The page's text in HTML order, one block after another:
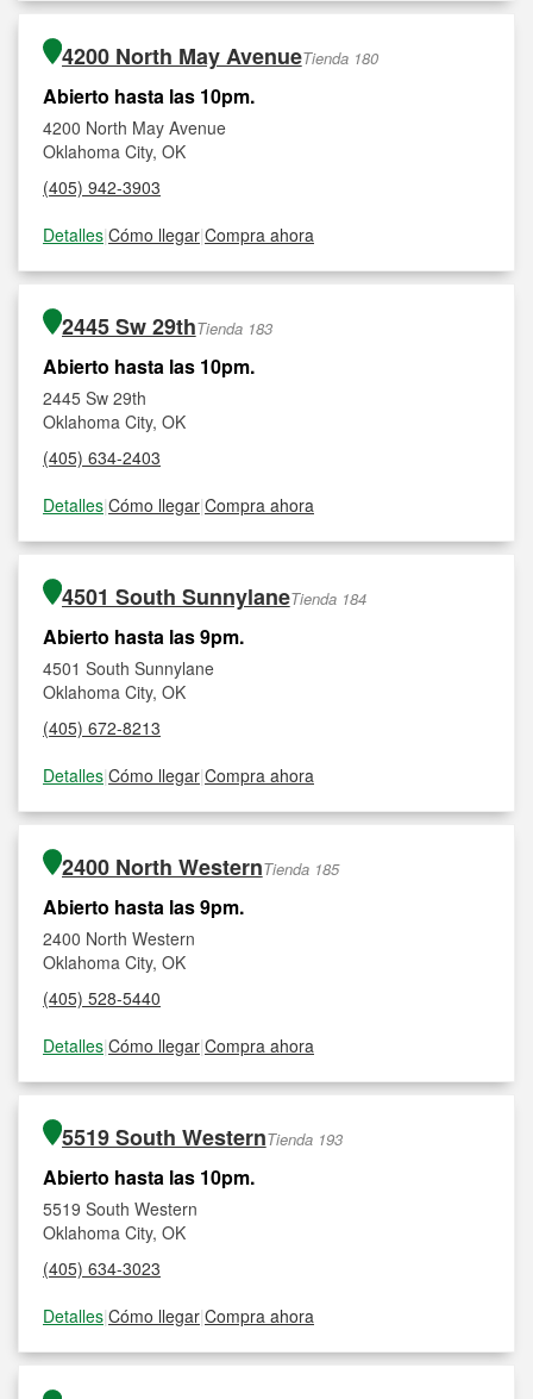
4200 North May AvenueTienda 180
Abierto hasta las 10pm.
4200 North May Avenue
Oklahoma City, OK
(405) 942-3903
Detalles|Cómo llegar|Compra ahora
2445 Sw 29thTienda 183
Abierto hasta las 10pm.
2445 Sw 29th
Oklahoma City, OK
(405) 634-2403
Detalles|Cómo llegar|Compra ahora
4501 South SunnylaneTienda 184
Abierto hasta las 9pm.
4501 South Sunnylane
Oklahoma City, OK
(405) 672-8213
Detalles|Cómo llegar|Compra ahora
2400 North WesternTienda 185
Abierto hasta las 9pm.
2400 North Western
Oklahoma City, OK
(405) 528-5440
Detalles|Cómo llegar|Compra ahora
5519 South WesternTienda 193
Abierto hasta las 10pm.
5519 South Western
Oklahoma City, OK
(405) 634-3023
Detalles|Cómo llegar|Compra ahora